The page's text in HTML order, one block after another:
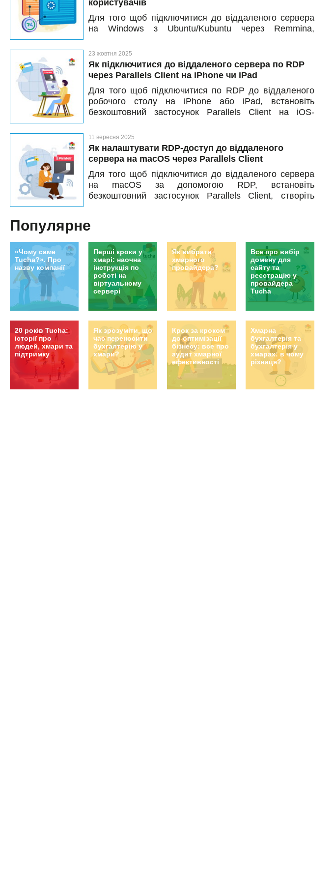
користувачів
Для того щоб підключитися до віддаленого сервера
на Windows з Ubuntu/Kubuntu через Remmina,
виберіть протокол RDP, введіть логін і пароль від
облікового запису. Нижче — покрокова інструкція з
підключення до віддаленого робочого столу на
пристрої Ubuntu до Windows Server.
23 жовтня 2025
Як підключитися до віддаленого сервера по RDP
через Parallels Client на iPhone чи iPad
Для того щоб підключитися по RDP до віддаленого
робочого столу на iPhone або iPad, встановіть
безкоштовний застосунок Parallels Client на iOS-
доступу до сервера та збережіть зміни. Далі —
докладна наочна інструкція про те, як швидко
налаштувати RDP-з’єднання на айфоні чи айпаді.
11 вересня 2025
Як налаштувати RDP-доступ до віддаленого
сервера на macOS через Parallels Client
Для того щоб підключитися до віддаленого сервера
на macOS за допомогою RDP, встановіть
безкоштовний застосунок Parallels Client, створіть
покрокова інструкція.
Популярне
«Чому саме
Tucha?». Про
назву компанії
Перші кроки у
хмарі: наочна
інструкція по
роботі на
віртуальному
сервері
Як вибрати
хмарного
провайдера?
Все про вибір
домену для
сайту та
реєстрацію у
провайдера
Tucha
20 років Tucha:
історії про
людей, хмари та
підтримку
Як зрозуміти, що
час переносити
бухгалтерію у
хмари?
Крок за кроком
до оптимізації
бізнесу: все про
аудит хмарної
ефективності
Хмарна
бухгалтерія та
бухгалтерія у
хмарах: в чому
різниця?